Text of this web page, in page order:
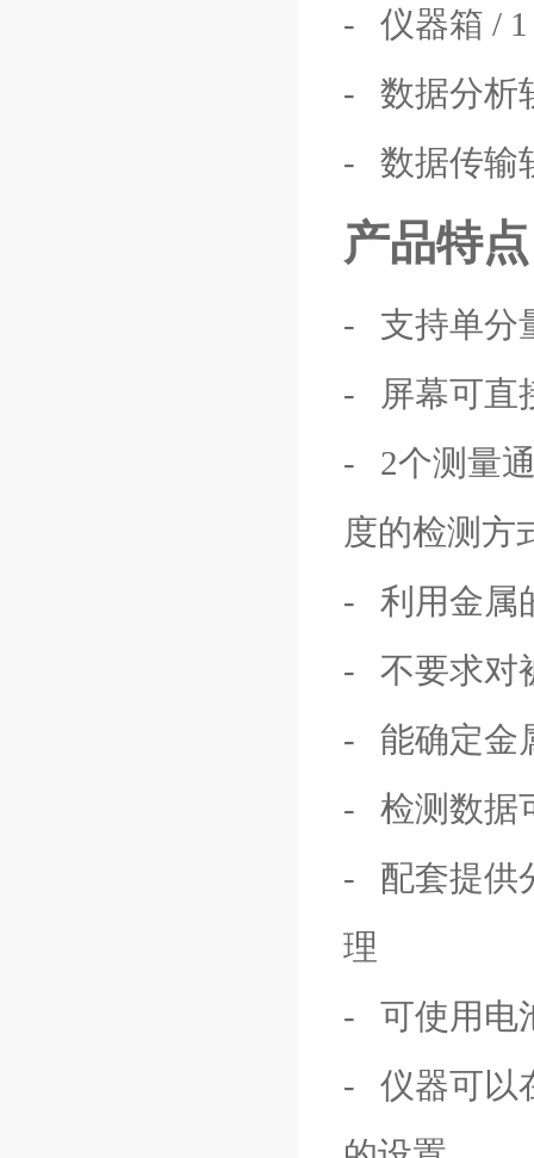
- 仪器箱 / 1
- 数据分析
- 数据传输
产品特点
- 支持单分
- 屏幕可直
- 2个测量
度的检测方
- 利用金属
- 不要求对
- 能确定金
- 检测数据
- 配套提供
理
- 可使用电
- 仪器可以